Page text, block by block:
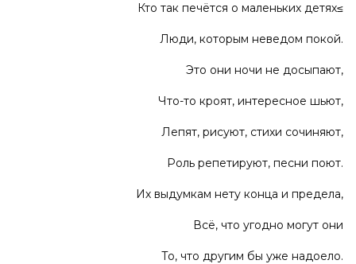
Кто так печётся о маленьких детях≤
Люди, которым неведом покой.
Это они ночи не досыпают,
Что-то кроят, интересное шьют,
Лепят, рисуют, стихи сочиняют,
Роль репетируют, песни поют.
Их выдумкам нету конца и предела,
Всё, что угодно могут они
То, что другим бы уже надоело.